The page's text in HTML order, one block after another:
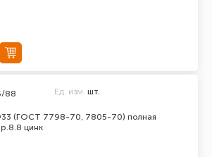
(ГОСТ 7798-70, 7805-70) полная
цинк
88 Ед. изм. шт.